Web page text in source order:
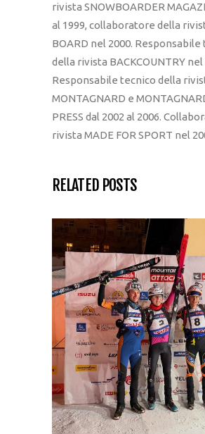
rivista SNOWBOARDER
al 1999, collaboratore della
BOARD nel 2000. Responsabile
della rivista BACKCOUNTRY nel
Responsabile tecnico della
MONTAGNARD e
PRESS dal 2002 al 2006.
rivista MADE FOR SPORT nel
RELATED POSTS